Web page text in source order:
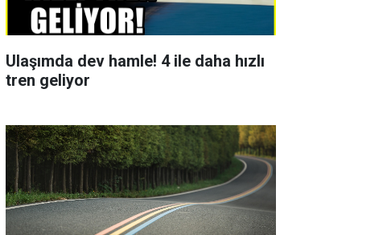
Ulaşımda dev hamle! 4 ile daha hızlı
tren geliyor